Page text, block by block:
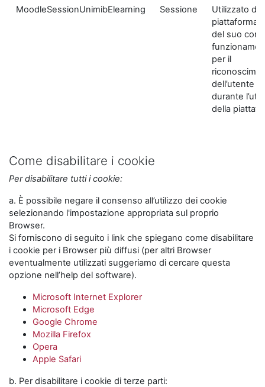
MoodleSessionUnimibElearning Sessione
Utilizzato
piattaforma
del suo
per il
dell’utente
durante
della
Come disabilitare i cookie
Per disabilitare tutti i cookie:
a. È possibile negare il consenso all’utilizzo dei cookie
selezionando l'impostazione appropriata sul proprio
Browser.
Si forniscono di seguito i link che spiegano come disabilitare
i cookie per i Browser più diffusi (per altri Browser
eventualmente utilizzati suggeriamo di cercare questa
opzione nell’help del software).
Microsoft Internet Explorer
Microsoft Edge
Google Chrome
Mozilla Firefox
Opera
Apple Safari
b. Per disabilitare i cookie di terze parti: